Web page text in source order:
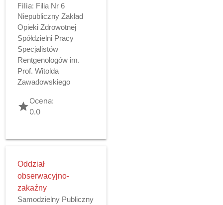
Filia: Filia Nr 6
Niepubliczny Zakład
Opieki Zdrowotnej
Spółdzielni Pracy
Specjalistów
Rentgenologów im.
Prof. Witolda
Zawadowskiego
gradeOcena:
0.0
Oddział
obserwacyjno-
zakaźny
Samodzielny Publiczny